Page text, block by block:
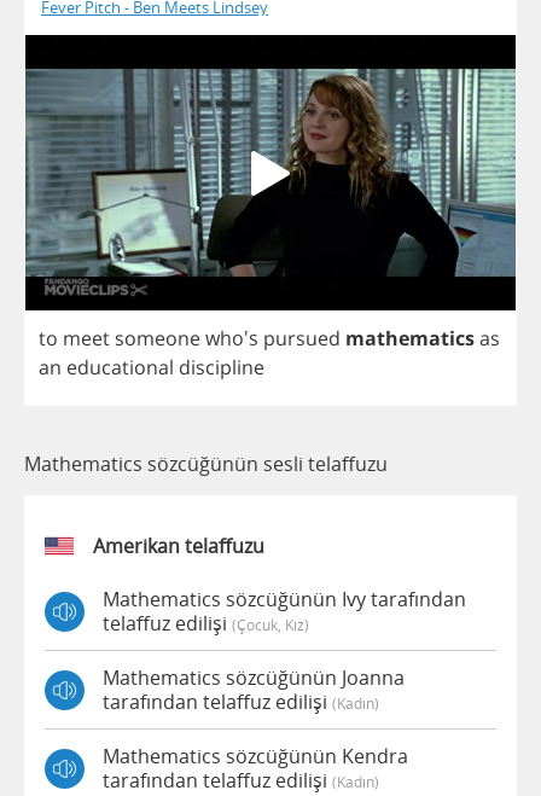
Fever Pitch - Ben Meets Lindsey
to meet someonewho's pursued mathematicsas
an educational discipline
Mathematics sözcüğünün sesli telaffuzu
Amerikan telaffuzu
Mathematics sözcüğünün Ivy tarafından
telaffuz edilişi (çocuk, Kız)
Mathematics sözcüğünün Joanna
tarafından telaffuz edilişi (kadın)
Mathematics sözcüğünün Kendra
tarafından telaffuz edilişi (kadın)